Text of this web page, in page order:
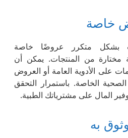
خاصة
بشكل متكرر عروضًا خاصة
من المنتجات. يمكن أن
على الأدوية العامة أو العروض
الخاصة. باستمرار التحقق
المال على مشترياتك الطبية.
به